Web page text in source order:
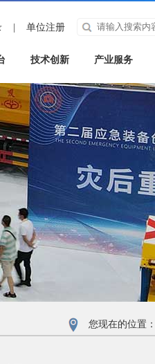
单位注册
技术创新 产业服务
您现在的位置：